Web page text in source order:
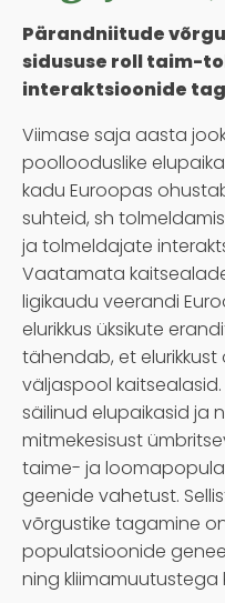
Pärandniitude
sidususe roll taim-
interaktsioonide
Viimase saja aasta
poollooduslike
kadu Euroopas
suhteid, sh
ja tolmeldajate
Vaatamata
ligikaudu veerandi
elurikkus üksikute
tähendab, et elurikkust
väljaspool
säilinud elupaikasid ja
mitmekesisust
taime- ja
geenide vahetust.
võrgustike tagamine
populatsioonide
ning kliimamuutustega